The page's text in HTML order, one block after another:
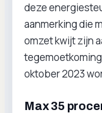
deze
aanmerking die
omzet kwijt zijn
oktober 2023
Max 35